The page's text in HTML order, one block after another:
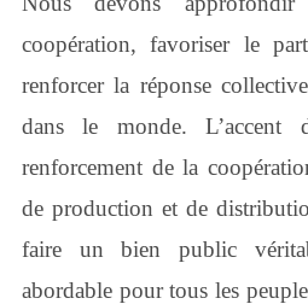
coopération, favoriser le
renforcer la réponse
dans le monde.
renforcement de la
de production et de
faire un bien public
abordable pour tous les